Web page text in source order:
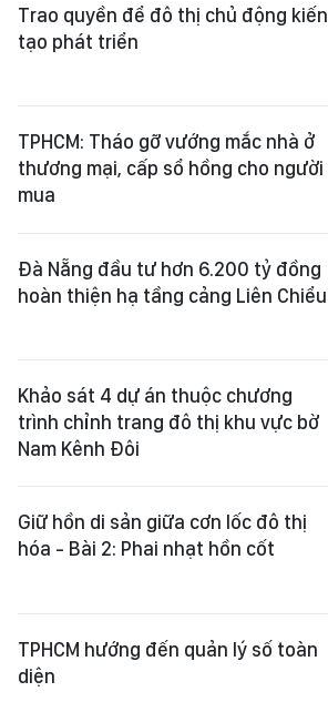
Trao quyền để đô thị chủ động kiến
tạo phát triển
TPHCM: Tháo gỡ vướng mắc nhà ở
thương mại, cấp sổ hồng cho người
mua
Đà Nẵng đầu tư hơn 6.200 tỷ đồng
hoàn thiện hạ tầng cảng Liên Chiểu
Khảo sát 4 dự án thuộc chương
trình chỉnh trang đô thị khu vực bờ
Nam Kênh Đôi
Giữ hồn di sản giữa cơn lốc đô thị
hóa - Bài 2: Phai nhạt hồn cốt
TPHCM hướng đến quản lý số toàn
diện